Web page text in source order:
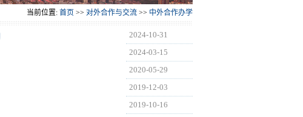
当前位置: 首页 >> 对外合作与交流 >> 中外合作办学
2024-10-31
2024-03-15
2020-05-29
2019-12-03
2019-10-16